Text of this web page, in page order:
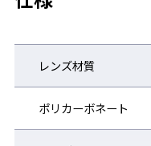
レンズ材質
ポリカーボネート